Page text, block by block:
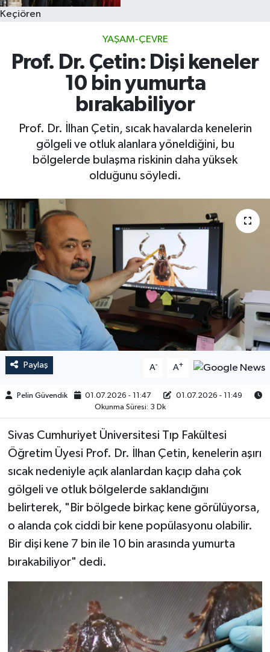
Keçiören
YAŞAM-ÇEVRE
Prof. Dr. Çetin: Dişi keneler
10 bin yumurta
bırakabiliyor
Prof. Dr. İlhan Çetin, sıcak havalarda kenelerin
gölgeli ve otluk alanlara yöneldiğini, bu
bölgelerde bulaşma riskinin daha yüksek
olduğunu söyledi.
Paylaş A- A+
Pelin Güvendik 01.07.2026 - 11:47
01.07.2026 - 11:49
Okunma Süresi: 3 Dk
Sivas Cumhuriyet Üniversitesi Tıp Fakültesi
Öğretim Üyesi Prof. Dr. İlhan Çetin, kenelerin aşırı
sıcak nedeniyle açık alanlardan kaçıp daha çok
gölgeli ve otluk bölgelerde saklandığını
belirterek, "Bir bölgede birkaç kene görülüyorsa,
o alanda çok ciddi bir kene popülasyonu olabilir.
Bir dişi kene 7 bin ile 10 bin arasında yumurta
bırakabiliyor" dedi.